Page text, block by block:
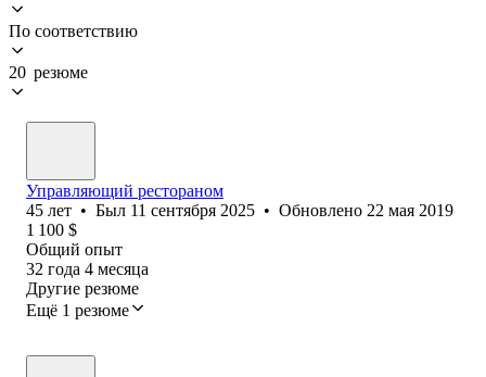
По соответствию
20 резюме
Управляющий рестораном
45 лет • Был 11 сентября 2025 • Обновлено 22 мая 2019
1 100 $
Общий опыт
32 года 4 месяца
Другие резюме
Ещё 1 резюме